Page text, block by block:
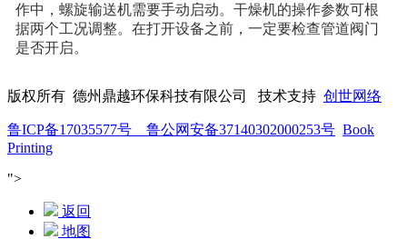
作中，螺旋输送机需要手动启动。干燥机的操作参数可根
据两个工况调整。在打开设备之前，一定要检查管道阀门
是否开启。
版权所有 德州鼎越环保科技有限公司 技术支持 创世网络
鲁ICP备17035577号 鲁公网安备37140302000253号 Book
Printing
">
返回
地图